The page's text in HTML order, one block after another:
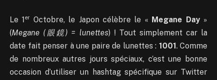
Le 1er Octobre, le Japon célèbre le « Megane Day»
(Megane (眼鏡) = lunettes) ! Tout simplement car la
date fait penser à une paire de lunettes : 1001. Comme
de nombreux autres jours spéciaux, c’est une bonne
occasion d’utiliser un hashtag spécifique sur Twitter